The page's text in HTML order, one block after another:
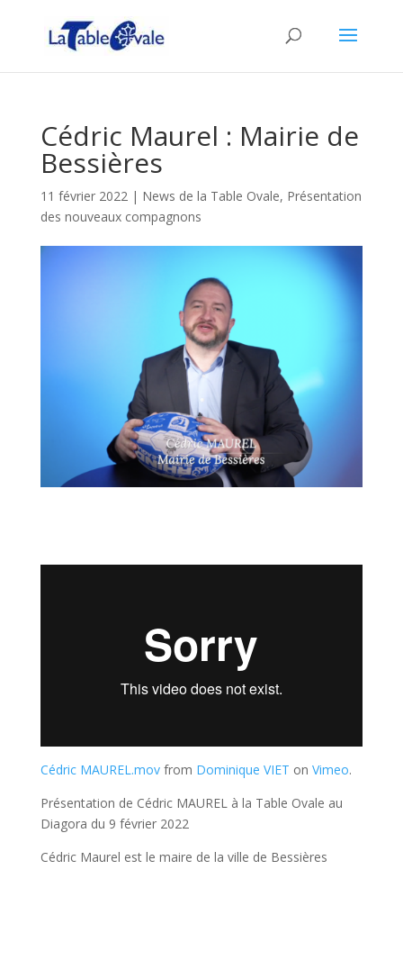
Cédric Maurel : Mairie de
Bessières
11 février 2022| News de la Table Ovale, Présentation
des nouveaux compagnons
Cédric MAUREL.movfrom Dominique VIET on Vimeo.
Présentation de Cédric MAUREL à la Table Ovale au
Diagora du 9 février 2022
Cédric Maurel est le maire de la ville de Bessières